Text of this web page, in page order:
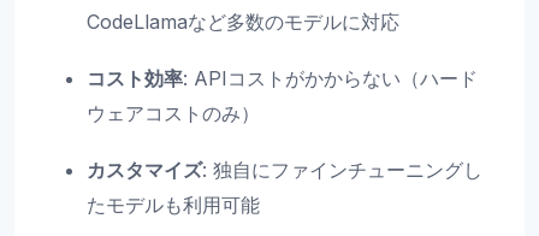
CodeLlamaなど多数のモデルに対応
コスト効率: APIコストがかからない（ハード
ウェアコストのみ）
カスタマイズ: 独自にファインチューニングし
たモデルも利用可能